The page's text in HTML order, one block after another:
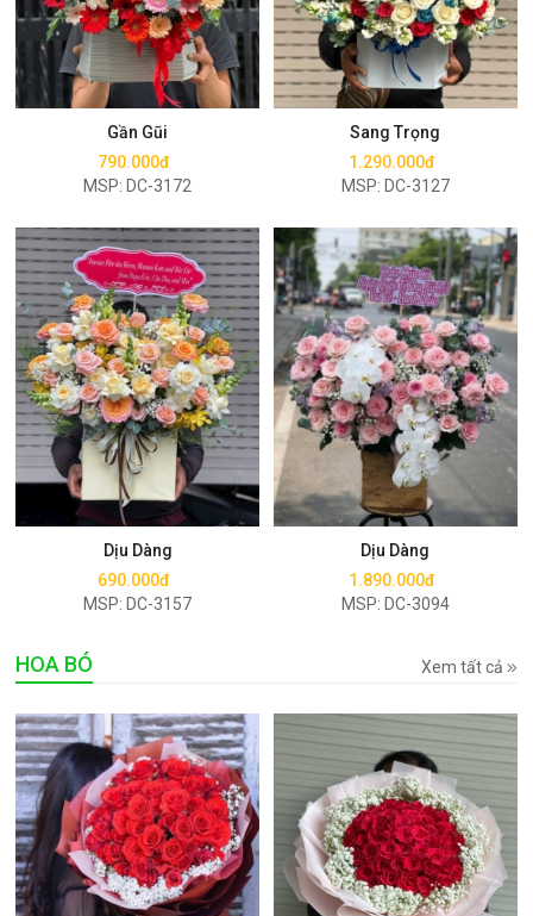
Gần Gũi
790.000đ
MSP: DC-3172
Mua ngay
Sang Trọng
1.290.000đ
MSP: DC-3127
Mua ngay
Dịu Dàng
690.000đ
MSP: DC-3157
Mua ngay
Dịu Dàng
1.890.000đ
MSP: DC-3094
Mua ngay
HOA BÓ Xem tất cả